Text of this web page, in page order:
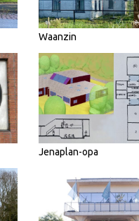
Waanzin
Jenaplan-opa